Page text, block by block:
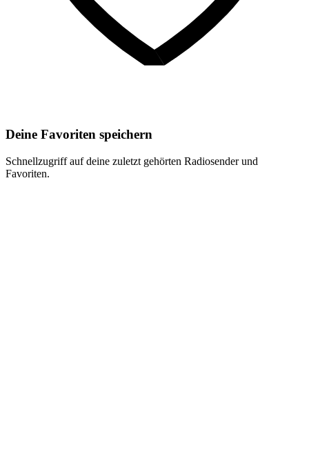
Deine Favoriten speichern
Schnellzugriff auf deine zuletzt gehörten Radiosender und
Favoriten.